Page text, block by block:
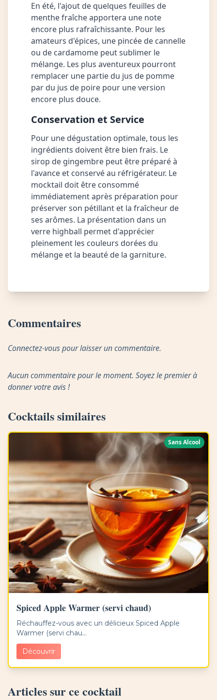
En été, l'ajout de quelques feuilles de
menthe fraîche apportera une note
encore plus rafraîchissante. Pour les
amateurs d'épices, une pincée de cannelle
ou de cardamome peut sublimer le
mélange. Les plus aventureux pourront
remplacer une partie du jus de pomme
par du jus de poire pour une version
encore plus douce.
Conservation et Service
Pour une dégustation optimale, tous les
ingrédients doivent être bien frais. Le
sirop de gingembre peut être préparé à
l'avance et conservé au réfrigérateur. Le
mocktail doit être consommé
immédiatement après préparation pour
préserver son pétillant et la fraîcheur de
ses arômes. La présentation dans un
verre highball permet d'apprécier
pleinement les couleurs dorées du
mélange et la beauté de la garniture.
Commentaires
Connectez-vous pour laisser un commentaire.
Aucun commentaire pour le moment. Soyez le premier à
donner votre avis !
Cocktails similaires
Sans Alcool
Spiced Apple Warmer (servi chaud)
Réchauffez-vous avec un délicieux Spiced Apple
Warmer (servi chau...
Découvrir
Articles sur ce cocktail